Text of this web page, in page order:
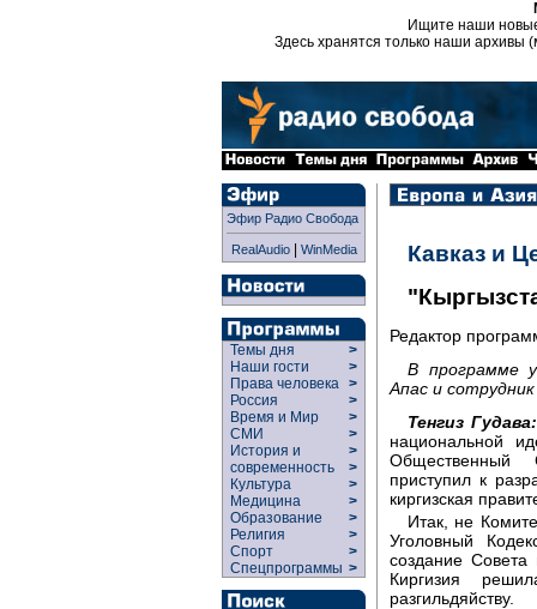
Ищите наши
Здесь хранятся только наши архивы
Эфир Радио Свобода
RealAudio| WinMedia
Темы дня
>
Наши гости
>
Права человека >
Россия
>
Время и Мир
>
СМИ
>
История и
современность
>
>
Культура
>
Медицина
>
Образование
>
Религия
>
Спорт
>
Спецпрограммы >
Кавказ и
Редактор
В программе
Апас и
Тенгиз Гудава:
национальной
Общественный
приступил к
киргизская
Итак, не
Уголовный
создание
Киргизия
разгильдяйству.